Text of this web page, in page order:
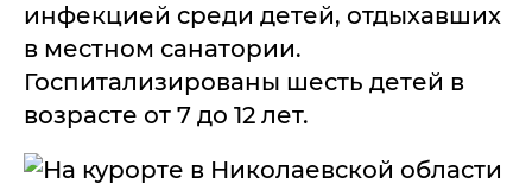
инфекцией среди детей, отдыхавших
в местном санатории.
Госпитализированы шесть детей в
возрасте от 7 до 12 лет.